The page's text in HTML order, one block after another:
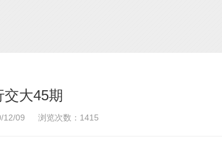
交大45期
12/09 浏览次数： 1415